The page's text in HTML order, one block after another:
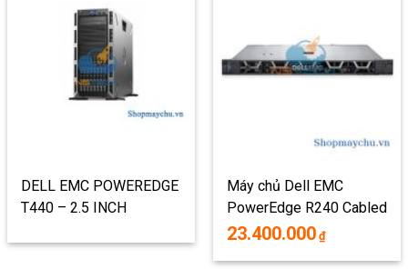
DELL EMC POWEREDGE
T440 – 2.5 INCH
Máy chủ Dell EMC
PowerEdge R240 Cabled
– 3.5 INCH
23.400.000 ₫